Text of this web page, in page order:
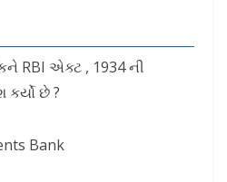
RBI એક્ટ , 1934 ની
છે ?
Bank